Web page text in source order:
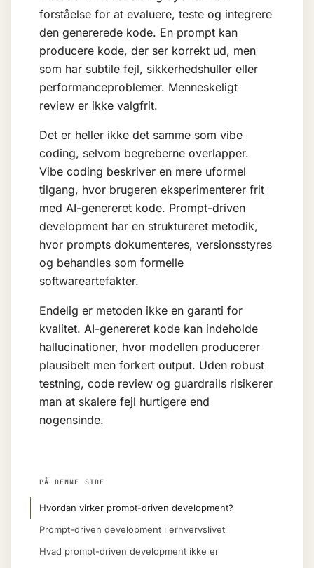
forståelse for at evaluere, teste og integrere
den genererede kode. En prompt kan
producere kode, der ser korrekt ud, men
som har subtile fejl, sikkerhedshuller eller
performanceproblemer. Menneskeligt
review er ikke valgfrit.
Det er heller ikke det samme som vibe
coding, selvom begreberne overlapper.
Vibe coding beskriver en mere uformel
tilgang, hvor brugeren eksperimenterer frit
med AI-genereret kode. Prompt-driven
development har en struktureret metodik,
hvor prompts dokumenteres, versionsstyres
og behandles som formelle
softwareartefakter.
Endelig er metoden ikke en garanti for
kvalitet. AI-genereret kode kan indeholde
hallucinationer, hvor modellen producerer
plausibelt men forkert output. Uden robust
testning, code review og guardrails risikerer
man at skalere fejl hurtigere end
nogensinde.
PÅ DENNE SIDE
Hvordan virker prompt-driven development?
Prompt-driven development i erhvervslivet
Hvad prompt-driven development ikke er